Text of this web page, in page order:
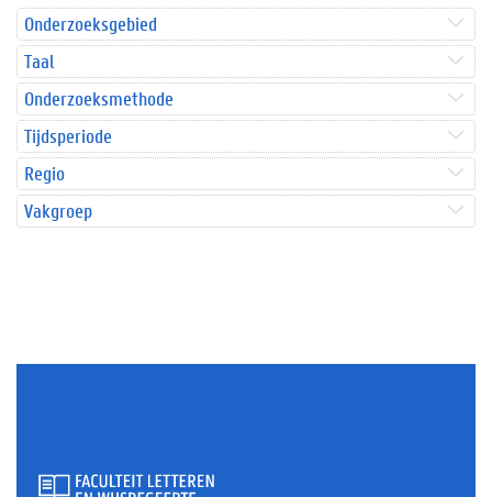
Onderzoeksgebied
Taal
Onderzoeksmethode
Tijdsperiode
Regio
Vakgroep